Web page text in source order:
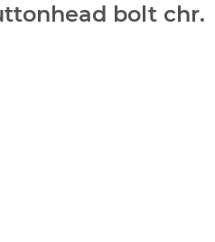
bolt chr.